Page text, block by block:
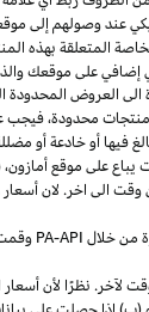
عند وصولهم إلى
المتعلقة
إضافي على موقعك
العروض المحدودة
محدودة،فيجب عليكم
فيهاأوخادعةأو
يباععلى موقعأمازون،
الى اخر. لان
من خلال PA-API
نظرًا لأن أسعار